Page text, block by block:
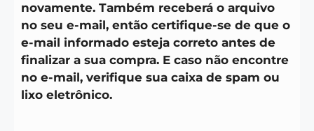
novamente. Também receberá o arquivo
no seu e-mail, então certifique-se de que o
e-mail informado esteja correto antes de
finalizar a sua compra. E caso não encontre
no e-mail, verifique sua caixa de spam ou
lixo eletrônico.